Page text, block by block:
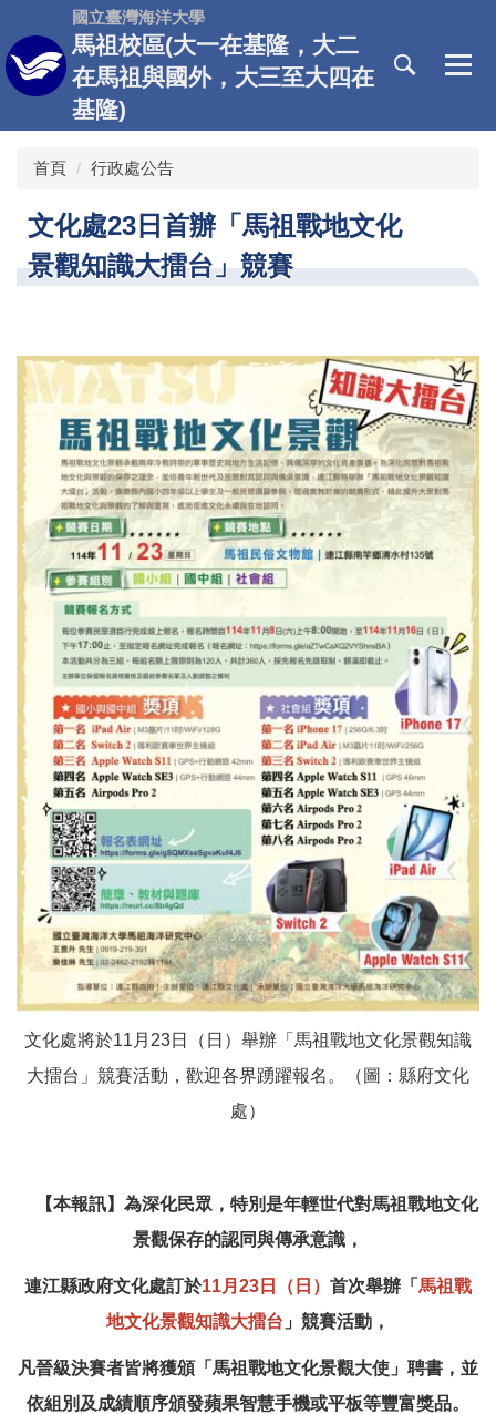
到
主
要
國立臺灣海洋大學
馬祖校區(大一在基隆，大二
在馬祖與國外，大三至大四在
基隆)
首頁 行政處公告
文化處23日首辦「馬祖戰地文化
景觀知識大擂台」競賽
文化處將於11月23日（日）舉辦「馬祖戰地文化景觀知識
大擂台」競賽活動，歡迎各界踴躍報名。（圖：縣府文化
處）
【本報訊】為深化民眾，特別是年輕世代對馬祖戰地文化
景觀保存的認同與傳承意識，
連江縣政府文化處訂於11月23日（日） 首次舉辦「 馬祖戰
地文化景觀知識大擂台 」競賽活動，
凡晉級決賽者皆將獲頒「馬祖戰地文化景觀大使」聘書，並
依組別及成績順序頒發蘋果智慧手機或平板等豐富獎品。